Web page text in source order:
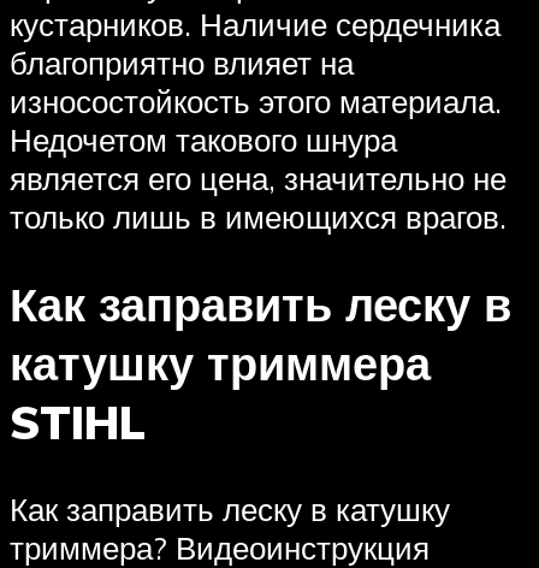
кустарников. Наличие сердечника
благоприятно влияет на
износостойкость этого материала.
Недочетом такового шнура
является его цена, значительно не
только лишь в имеющихся врагов.
Как заправить леску в
катушку триммера
STIHL
Как заправить леску в катушку
триммера? Видеоинструкция